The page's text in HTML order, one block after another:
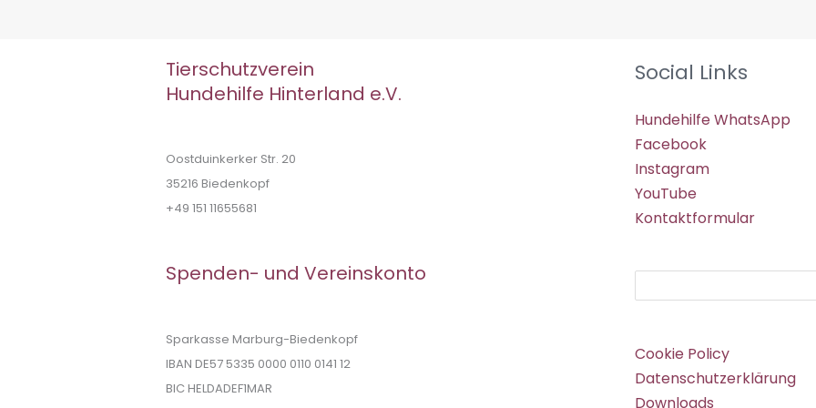
Tierschutzverein
Hundehilfe Hinterland e.V.
Oostduinkerker Str. 20
35216 Biedenkopf
+49 151 11655681
Spenden- und Vereinskonto
Sparkasse Marburg-Biedenkopf
IBAN DE57 5335 0000 0110 0141 12
BIC HELDADEF1MAR
Social Links
Hundehilfe WhatsApp
Facebook
Instagram
YouTube
Kontaktformular
Cookie Policy
Datenschutzerklärung
Downloads